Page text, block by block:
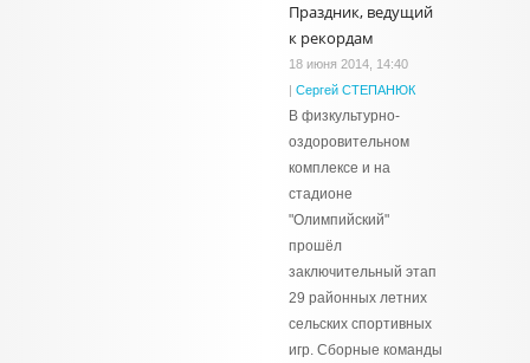
Праздник, ведущий
к рекордам
18 июня 2014, 14:40
| Сергей СТЕПАНЮК
В физкультурно-
оздоровительном
комплексе и на
стадионе
"Олимпийский"
прошёл
заключительный этап
29 районных летних
сельских спортивных
игр. Сборные команды